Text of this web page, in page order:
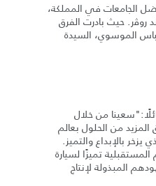
لثلاث من أفضل الجامعات في المملكة،
روﭬر. حيث بادرت الفرق
الموسوي، السيدة
من خلال
من الحلول بعالم
بالإبداع والتميز.
تميزًا لسيارة
المبذولة لإنتاج